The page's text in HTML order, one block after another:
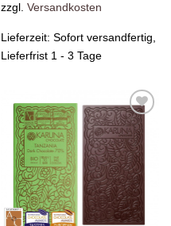
zzgl. Versandkosten
Lieferzeit: Sofort versandfertig,
Lieferfrist 1 - 3 Tage
Zur
Wunschliste
hinzufügen